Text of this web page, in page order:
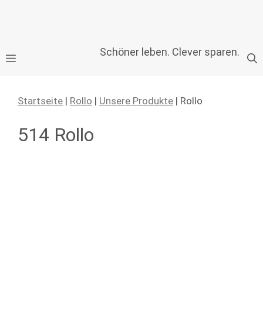
Schöner leben. Clever sparen.
InhaltMenü
Startseite | Rollo | Unsere Produkte | Rollo
514 Rollo